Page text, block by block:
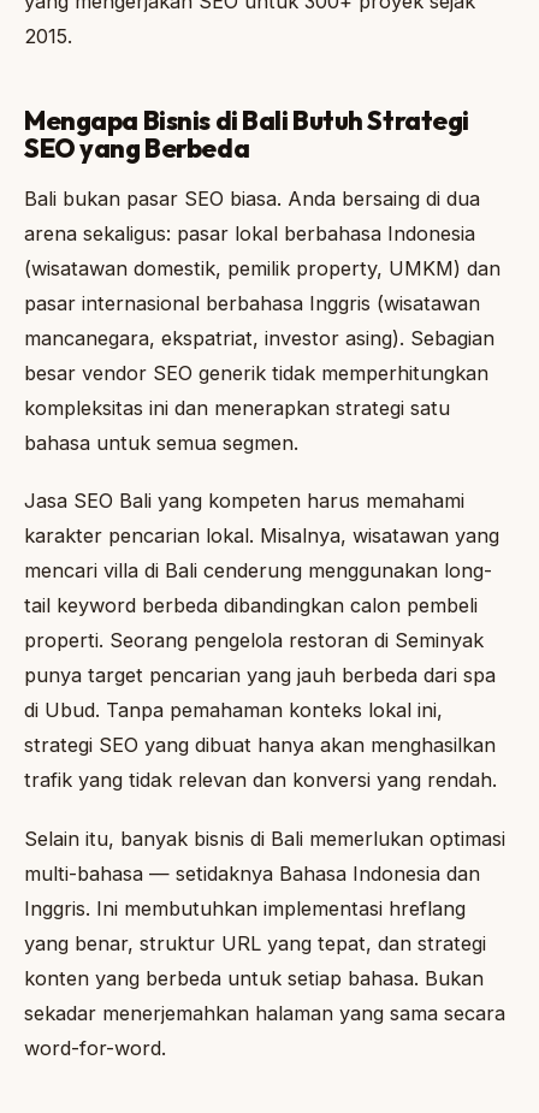
2015.
Mengapa Bisnis di Bali Butuh Strategi
SEO yang Berbeda
Bali bukan pasar SEO biasa. Anda bersaing di dua
arena sekaligus: pasar lokal berbahasa Indonesia
(wisatawan domestik, pemilik property, UMKM) dan
pasar internasional berbahasa Inggris (wisatawan
mancanegara, ekspatriat, investor asing). Sebagian
besar vendor SEO generik tidak memperhitungkan
kompleksitas ini dan menerapkan strategi satu
bahasa untuk semua segmen.
Jasa SEO Bali yang kompeten harus memahami
karakter pencarian lokal. Misalnya, wisatawan yang
mencari villa di Bali cenderung menggunakan long-
tail keyword berbeda dibandingkan calon pembeli
properti. Seorang pengelola restoran di Seminyak
punya target pencarian yang jauh berbeda dari spa
di Ubud. Tanpa pemahaman konteks lokal ini,
strategi SEO yang dibuat hanya akan menghasilkan
trafik yang tidak relevan dan konversi yang rendah.
Selain itu, banyak bisnis di Bali memerlukan optimasi
multi-bahasa — setidaknya Bahasa Indonesia dan
Inggris. Ini membutuhkan implementasi hreflang
yang benar, struktur URL yang tepat, dan strategi
konten yang berbeda untuk setiap bahasa. Bukan
sekadar menerjemahkan halaman yang sama secara
word-for-word.